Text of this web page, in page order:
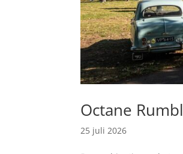
Octane
25 juli 2026